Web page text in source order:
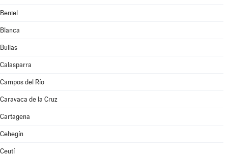
Beniel
Blanca
Bullas
Calasparra
Campos del Río
Caravaca de la Cruz
Cartagena
Cehegín
Ceutí